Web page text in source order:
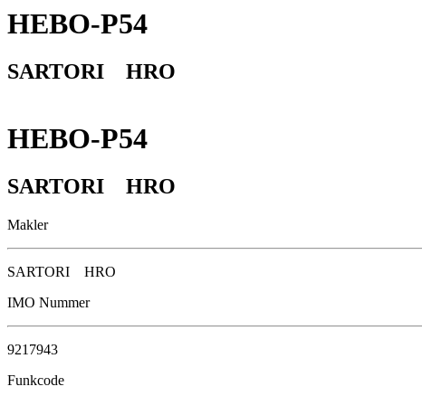
HEBO-P54
SARTORI HRO
HEBO-P54
SARTORI HRO
Makler
SARTORI HRO
IMO Nummer
9217943
Funkcode